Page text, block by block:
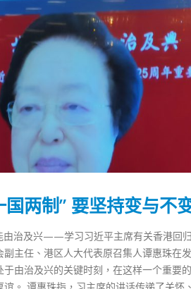
国两制” 要坚持变与不
由治及兴——学习习近平主席有关香港回
主任、港区人大代表原召集人谭惠珠在
由治及兴的关键时刻，在这样一个重要
。 谭惠珠指，习主席的讲话传递了关怀
選舉日踴躍投票 文: 朱家健